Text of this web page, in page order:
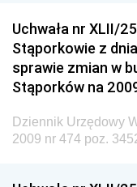
Dziennik
Narodowego i
Dziennik
Dziennik
Dziennik
Uchwała nr XLII/
Stąporkowie z
sprawie zmian w
Stąporków na
Dziennik Urzędowy
2009 nr 474 poz.